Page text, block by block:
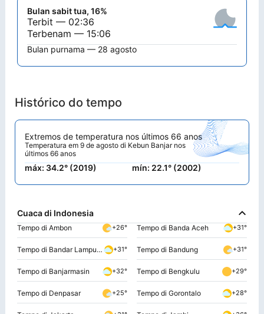
Bulan sabit tua, 16%
Terbit — 02:36
Terbenam — 15:06
Bulan purnama — 28 agosto
Histórico do tempo
Extremos de temperatura nos últimos 66 anos
Temperatura em 9 de agosto di Kebun Banjar nos
últimos 66 anos
máx: 34.2° (2019) mín: 22.1° (2002)
Cuaca di Indonesia
Tempo di Ambon +26° Tempo di Banda Aceh +31°
Tempo di Bandar Lampung +31° Tempo di Bandung +31°
Tempo di Banjarmasin +32° Tempo di Bengkulu +29°
Tempo di Denpasar +25° Tempo di Gorontalo +28°